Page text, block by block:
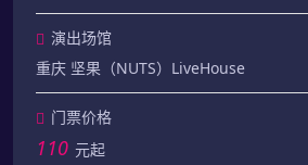
演出场馆
重庆 坚果（NUTS）LiveHouse
门票价格
110 元起